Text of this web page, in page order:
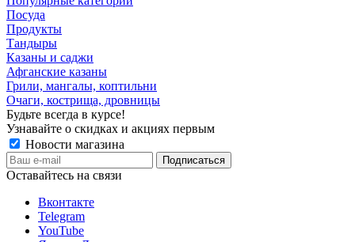
Посуда
Продукты
Тандыры
Казаны и саджи
Афганские казаны
Грили, мангалы, коптильни
Очаги, кострища, дровницы
Будьте всегда в курсе!
Узнавайте о скидках и акциях первым
Новости магазина
Оставайтесь на связи
Вконтакте
Telegram
YouTube